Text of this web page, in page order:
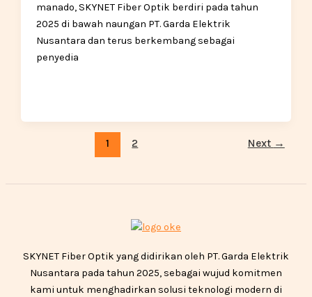
manado, SKYNET Fiber Optik berdiri pada tahun
2025 di bawah naungan PT. Garda Elektrik
Nusantara dan terus berkembang sebagai
penyedia
1 2 Next →
SKYNET Fiber Optik yang didirikan oleh PT. Garda Elektrik
Nusantara pada tahun 2025, sebagai wujud komitmen
kami untuk menghadirkan solusi teknologi modern di